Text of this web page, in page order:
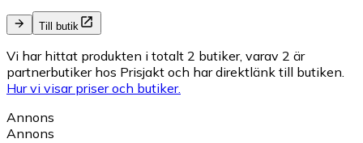
Till butik
Vi har hittat produkten i totalt 2 butiker, varav 2 är
partnerbutiker hos Prisjakt och har direktlänk till butiken.
Hur vi visar priser och butiker.
Annons
Annons